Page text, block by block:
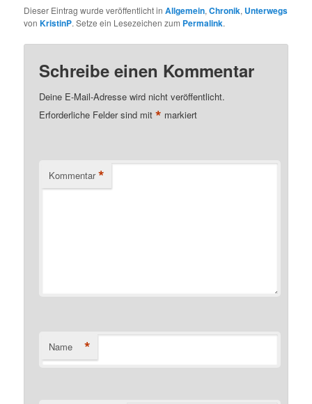
Dieser Eintrag wurde veröffentlicht inAllgemein,Chronik, Unterwegs
vonKristinP. Setze ein Lesezeichen zum Permalink.
Schreibe einen Kommentar
Deine E-Mail-Adresse wird nicht veröffentlicht.
Erforderliche Felder sind mit* markiert
Kommentar *
Name *